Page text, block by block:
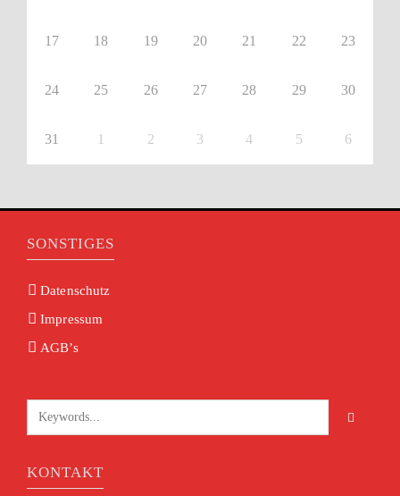
17 18 19 20 21 22 23
24 25 26 27 28 29 30
31 1 2 3 4 5 6
SONSTIGES
Datenschutz
Impressum
AGB’s
KONTAKT